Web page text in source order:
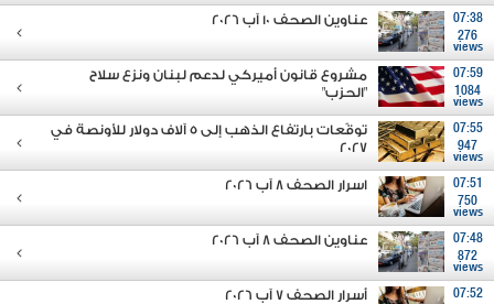
07:38
276
views
عناوين الصحف 10 آب 2026
07:59
1084
views
مشروع قانون أميركي لدعم لبنان ونزع سلاح
"الحزب"
07:55
947
views
توقّعات بارتفاع الذهب إلى 5 آلاف دولار للأونصة في
2027
07:51
750
views
اسرار الصحف 8 آب 2026
07:48
872
views
عناوين الصحف 8 آب 2026
07:52
أسرار الصحف 7 آب 2026